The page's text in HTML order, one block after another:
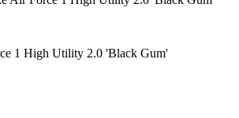
1 High Utility 2.0 'Black Gum'